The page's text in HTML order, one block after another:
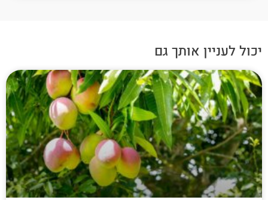
יכול לעניין אותך גם